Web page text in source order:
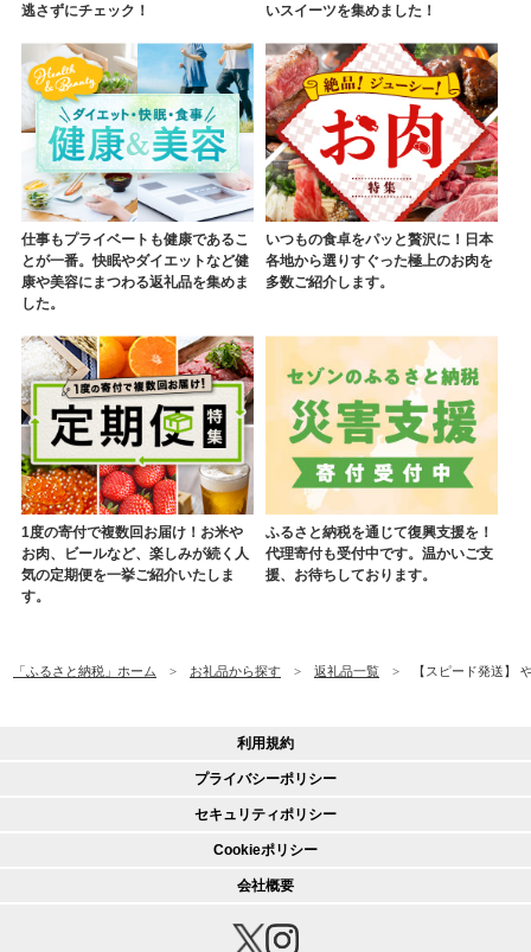
逃さずにチェック！
いスイーツを集めました！
仕事もプライベートも健康であるこ
とが一番。快眠やダイエットなど健
康や美容にまつわる返礼品を集めま
した。
いつもの食卓をパッと贅沢に！日本
各地から選りすぐった極上のお肉を
多数ご紹介します。
1度の寄付で複数回お届け！お米や
お肉、ビールなど、楽しみが続く人
気の定期便を一挙ご紹介いたしま
す。
ふるさと納税を通じて復興支援を！
代理寄付も受付中です。温かいご支
援、お待ちしております。
「ふるさと納税」ホーム お礼品から探す 返礼品一覧 【スピード発送】
利用規約
プライバシーポリシー
セキュリティポリシー
Cookieポリシー
会社概要